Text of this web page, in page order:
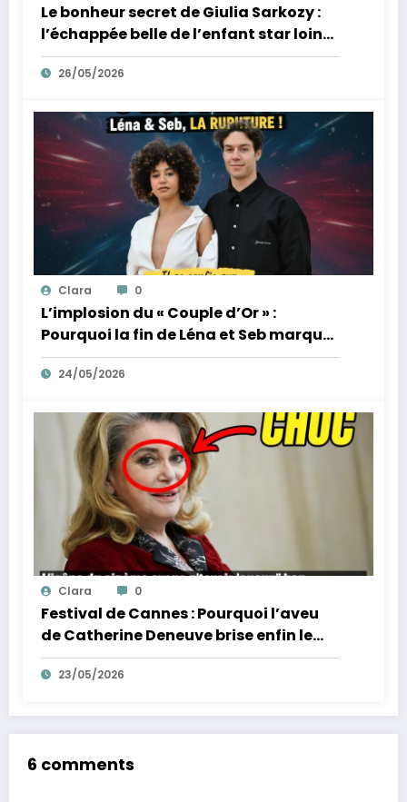
Le bonheur secret de Giulia Sarkozy :
l’échappée belle de l’enfant star loin
des tumultes familiaux.
26/05/2026
Clara 0
L’implosion du « Couple d’Or » :
Pourquoi la fin de Léna et Seb marque
la fin de l’innocence sur YouTube
24/05/2026
Clara 0
Festival de Cannes : Pourquoi l’aveu
de Catherine Deneuve brise enfin le
mythe de la Croisette
23/05/2026
6 comments